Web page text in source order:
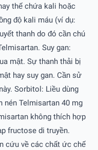
thế chứa kali hoặc
độ kali máu (ví dụ:
thanh do đó cần chú
Suy gan:
mật. Sự thanh thải bị
hay suy gan. Cần sử
Sorbitol: Liều dùng
nén Telmisartan 40 mg
không thích hợp
fructose di truyền.
cứu về các chất ức chế